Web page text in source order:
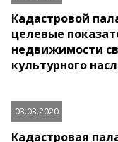
Кадастровой
целевые
недвижимости
культурного
03.03.2020
Кадастровая